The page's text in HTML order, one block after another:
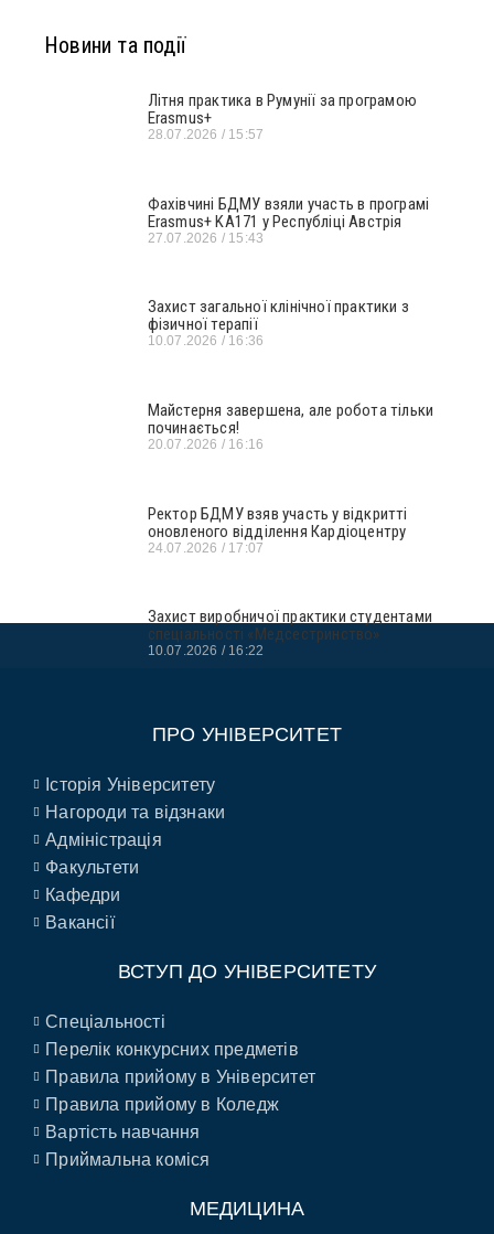
Новини та події
Літня практика в Румунії за програмою
Erasmus+
28.07.2026 15:57
Фахівчині БДМУ взяли участь в програмі
Erasmus+ KA171 у Республіці Австрія
27.07.2026 15:43
Захист загальної клінічної практики з
фізичної терапії
10.07.2026 16:36
Майстерня завершена, але робота тільки
починається!
20.07.2026 16:16
Ректор БДМУ взяв участь у відкритті
оновленого відділення Кардіоцентру
24.07.2026 17:07
Захист виробничої практики студентами
спеціальності «Медсестринство»
10.07.2026 16:22
ПРО УНІВЕРСИТЕТ
Історія Університету
Нагороди та відзнаки
Адміністрація
Факультети
Кафедри
Вакансії
ВСТУП ДО УНІВЕРСИТЕТУ
Спеціальності
Перелік конкурсних предметів
Правила прийому в Університет
Правила прийому в Коледж
Вартість навчання
Приймальна коміся
МЕДИЦИНА